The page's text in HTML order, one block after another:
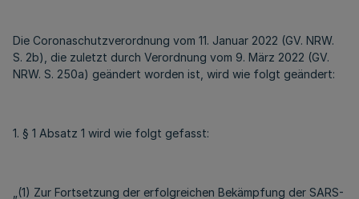
Die Coronaschutzverordnung vom 11. Januar 2022 (GV. NRW.
S. 2b), die zuletzt durch Verordnung vom 9. März 2022 (GV.
NRW. S. 250a) geändert worden ist, wird wie folgt geändert:
1. § 1 Absatz 1 wird wie folgt gefasst:
„(1) Zur Fortsetzung der erfolgreichen Bekämpfung der SARS-